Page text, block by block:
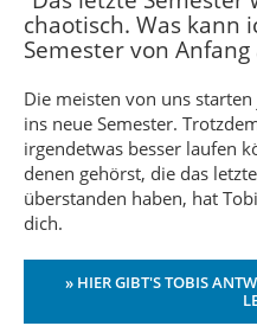
chaotisch. Was kann
Semester von
Die meisten von uns
ins neue Semester.
irgendetwas besser laufen
denen gehörst, die das
überstanden haben, hat
dich.
» HIER GIBT'S TOBIS